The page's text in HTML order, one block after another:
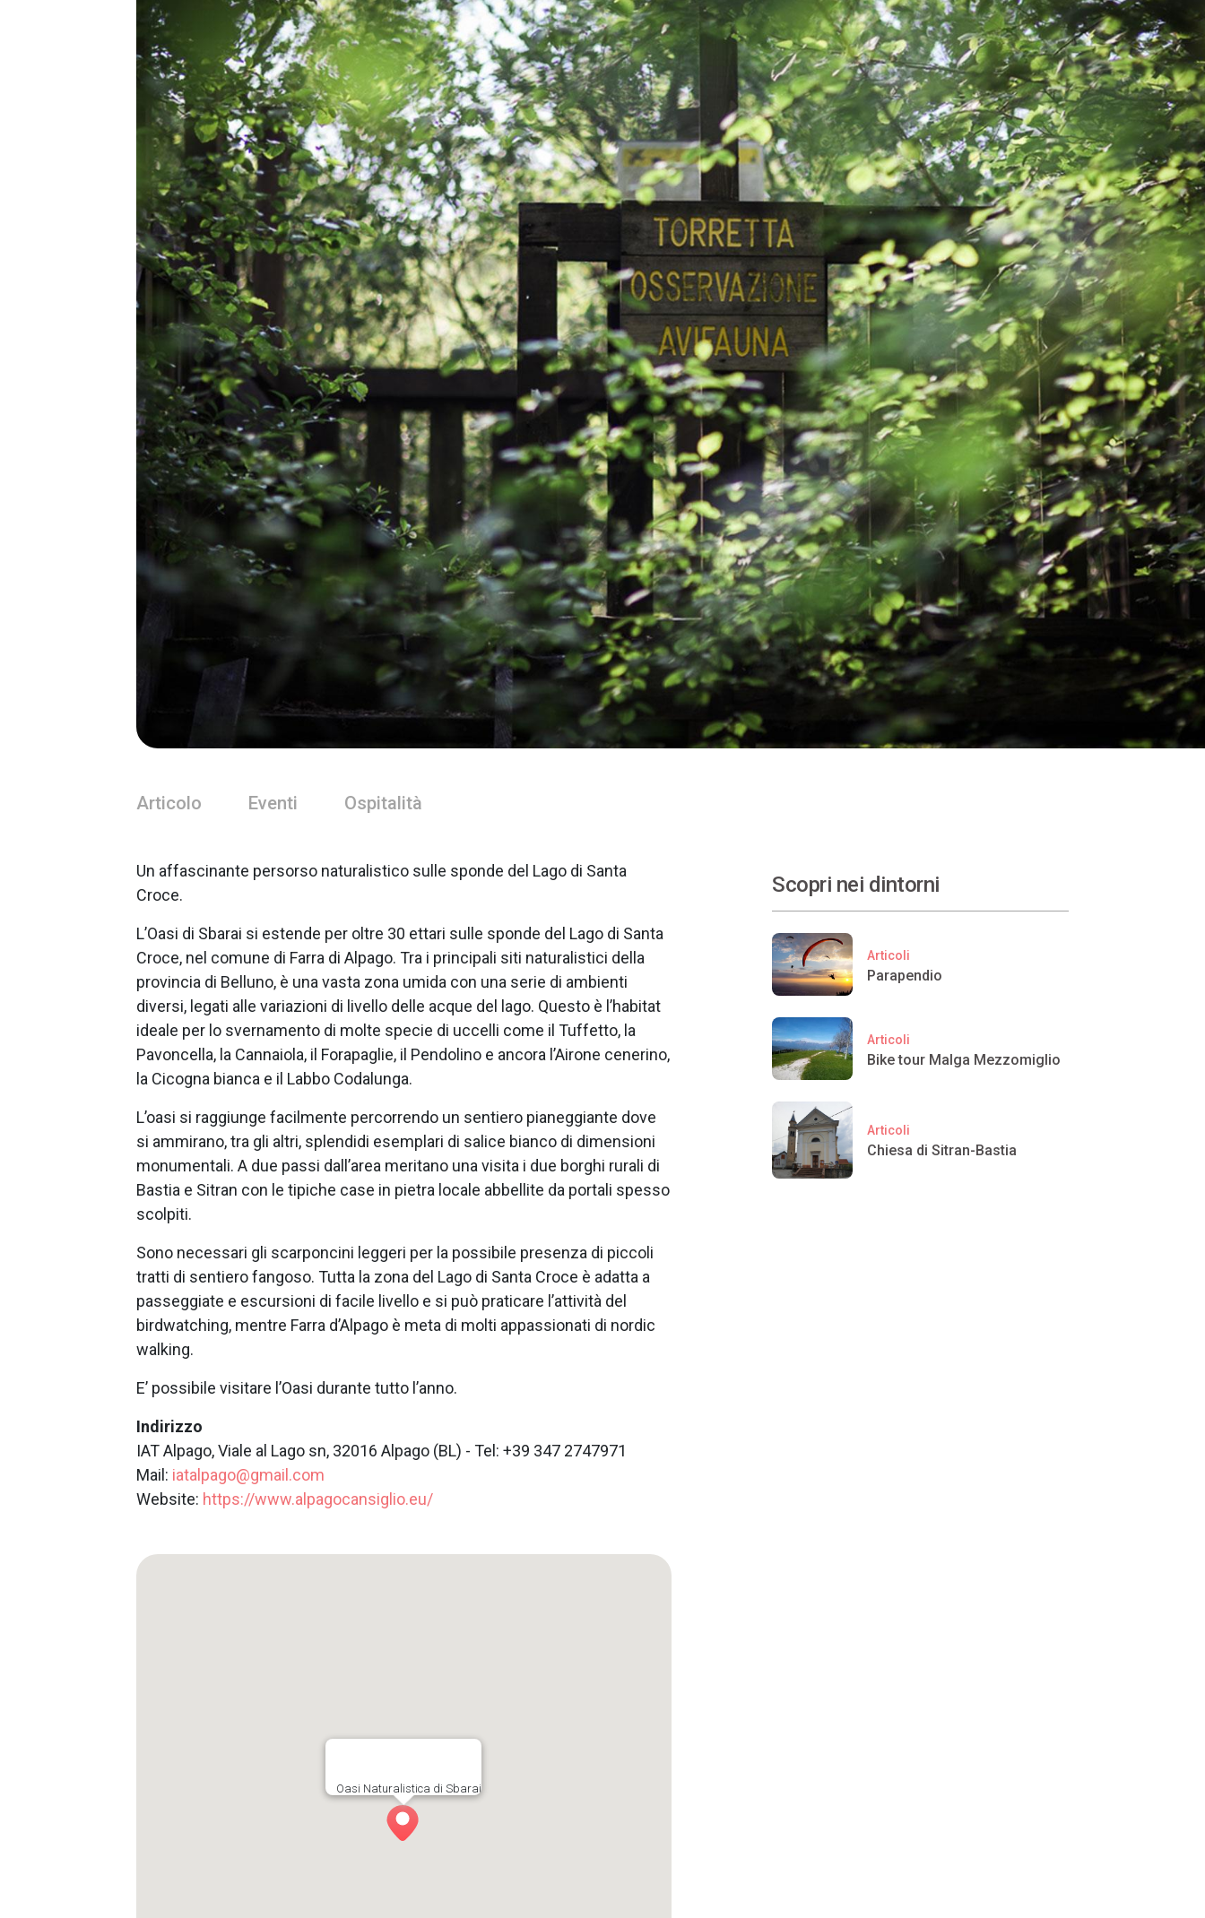
Articolo Eventi Ospitalità
Un affascinante persorso naturalistico sulle sponde del Lago di Santa
Croce.
L’Oasi di Sbarai si estende per oltre 30 ettari sulle sponde del Lago di Santa
Croce, nel comune di Farra di Alpago. Tra i principali siti naturalistici della
provincia di Belluno, è una vasta zona umida con una serie di ambienti
diversi, legati alle variazioni di livello delle acque del lago. Questo è l’habitat
ideale per lo svernamento di molte specie di uccelli come il Tuffetto, la
Pavoncella, la Cannaiola, il Forapaglie, il Pendolino e ancora l’Airone cenerino,
la Cicogna bianca e il Labbo Codalunga.
L’oasi si raggiunge facilmente percorrendo un sentiero pianeggiante dove
si ammirano, tra gli altri, splendidi esemplari di salice bianco di dimensioni
monumentali. A due passi dall’area meritano una visita i due borghi rurali di
Bastia e Sitran con le tipiche case in pietra locale abbellite da portali spesso
scolpiti.
Sono necessari gli scarponcini leggeri per la possibile presenza di piccoli
tratti di sentiero fangoso. Tutta la zona del Lago di Santa Croce è adatta a
passeggiate e escursioni di facile livello e si può praticare l’attività del
birdwatching, mentre Farra d’Alpago è meta di molti appassionati di nordic
walking.
E’ possibile visitare l’Oasi durante tutto l’anno.
Indirizzo
IAT Alpago, Viale al Lago sn, 32016 Alpago (BL) - Tel: +39 347 2747971
Mail: iatalpago@gmail.com
Website: https://www.alpagocansiglio.eu/
Oasi Naturalistica di Sbarai
Scopri nei dintorni
Articoli
Parapendio
Articoli
Bike tour Malga Mezzomiglio
Articoli
Chiesa di Sitran-Bastia